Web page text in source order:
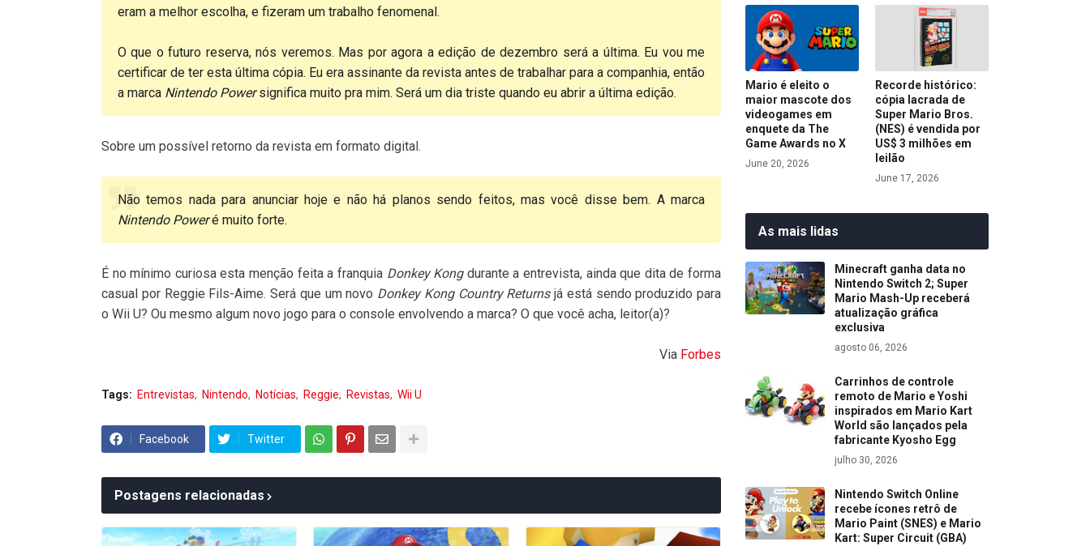
eram a melhor escolha, e fizeram um trabalho fenomenal.
O que o futuro reserva, nós veremos. Mas por agora a edição de dezembro será a última. Eu vou me
certificar de ter esta última cópia. Eu era assinante da revista antes de trabalhar para a companhia, então
a marca Nintendo Powersignifica muito pra mim. Será um dia triste quando eu abrir a última edição.
Sobre um possível retorno da revista em formato digital.
Não temos nada para anunciar hoje e não há planos sendo feitos, mas você disse bem. A marca
Nintendo Poweré muito forte.
É no mínimo curiosa esta menção feita a franquia Donkey Kongdurante a entrevista, ainda que dita de forma
casual por Reggie Fils-Aime. Será que um novo Donkey Kong Country Returnsjá está sendo produzido para
o Wii U? Ou mesmo algum novo jogo para o console envolvendo a marca? O que você acha, leitor(a)?
Via Forbes
Tags: Entrevistas Nintendo Notícias Reggie Revistas Wii U
Facebook Twitter
Postagens relacionadas
Mario é eleito o
maior mascote dos
videogames em
enquete da The
Game Awards no X
June 20, 2026
Recorde histórico:
cópia lacrada de
Super Mario Bros.
(NES) é vendida por
US$ 3 milhões em
leilão
June 17, 2026
As mais lidas
Minecraft ganha data no
Nintendo Switch 2; Super
Mario Mash-Up receberá
atualização gráfica
exclusiva
agosto 06, 2026
Carrinhos de controle
remoto de Mario e Yoshi
inspirados em Mario Kart
World são lançados pela
fabricante Kyosho Egg
julho 30, 2026
Nintendo Switch Online
recebe ícones retrô de
Mario Paint (SNES) e Mario
Kart: Super Circuit (GBA)